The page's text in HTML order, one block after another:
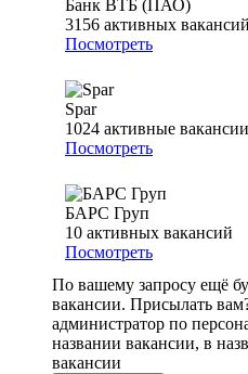
Банк ВТБ (ПАО)
3156 активных вакансий
Посмотреть
Spar
1024 активные вакансии
Посмотреть
БАРС Груп
10 активных вакансий
Посмотреть
По вашему запросу ещё
вакансии. Присылать
администратор по
названии вакансии, в
вакансии